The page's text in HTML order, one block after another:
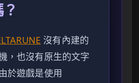
沒有內建的
，也沒有原生的文字
於遊戲是使用